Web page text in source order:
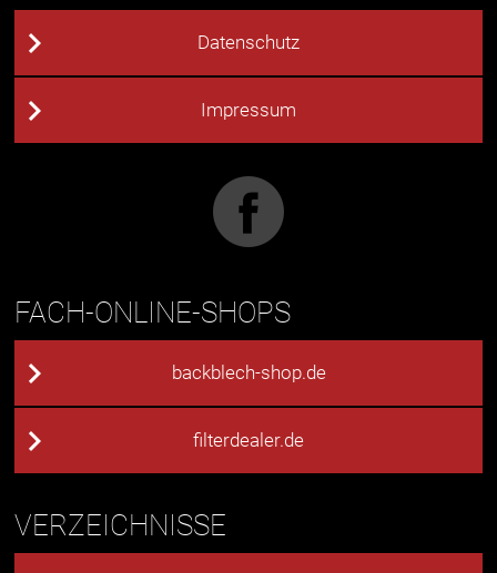
Datenschutz
Impressum
FACH-ONLINE-SHOPS
backblech-shop.de
filterdealer.de
VERZEICHNISSE